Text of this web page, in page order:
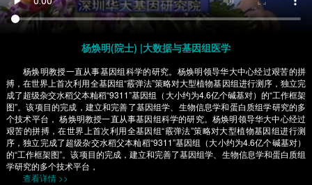
杨焕明(院士) |大数据与基因组医学
杨焕明教授一直从事基因组科学的研究。杨焕明领导华大中心经过艰苦的拼
搏，在世界上首次利用全基因组“霰弹法”策略对大型植物基因组进行测序，独立完
成了超级杂交水稻父本籼稻“9311”基因组（大小约为4.6亿个碱基对）的“工作框架
图”。该项目的完成，建立和完善了基因组学、生物信息学和蛋白质组学研究的多
个技术平台， 杨焕明教授一直从事基因组科学的研究。杨焕明领导华大中心经过
艰苦的拼搏，在世界上首次利用全基因组“霰弹法”策略对大型植物基因组进行测
序，独立完成了超级杂交水稻父本籼稻“9311”基因组（大小约为4.6亿个碱基对）
的“工作框架图”。该项目的完成，建立和完善了基因组学、生物信息学和蛋白质组
学研究的多个技术平台，
查看详情 >>